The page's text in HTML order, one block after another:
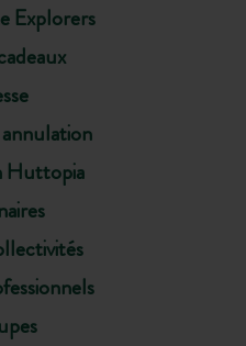
Explorers
Huttopia